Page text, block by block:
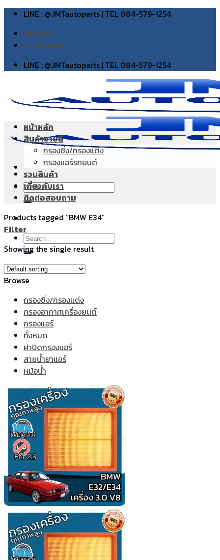
Skip
content
LINE : @JMTautoparts | TEL 084-579-1254
บทความ
ภาพส่งของ
LINE : @JMTautoparts | TEL 084-579-1254
Search
for:
Search
for:
หน้าหลัก
สินค้าขายดี
กรองซิ่ง/กรองแต่ง
กรองแอร์รถยนต์
รวมสินค้า
เกี่ยวกับเรา
ติดต่อสอบถาม
Products tagged “BMW E34”
Filter
Showing the single result
Browse
กรองซิ่ง/กรองแต่ง
กรองอากาศเครื่องยนต์
กรองแอร์
ทั้งหมด
ฝาปิดกรองแอร์
สายน้ำยาแอร์
หม้อน้ำ